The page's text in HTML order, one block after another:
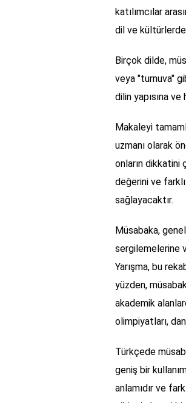
katılımcılar
dil ve kültürlerde
Birçok dilde,
veya "turnuva"
dilin yapısına
Makaleyi
uzmanı olarak
onların dikkatini
değerini ve
sağlayacaktır.
Müsabaka,
sergilemelerine
Yarışma, bu
yüzden,
akademik
olimpiyatları,
Türkçede
geniş bir
anlamıdır ve